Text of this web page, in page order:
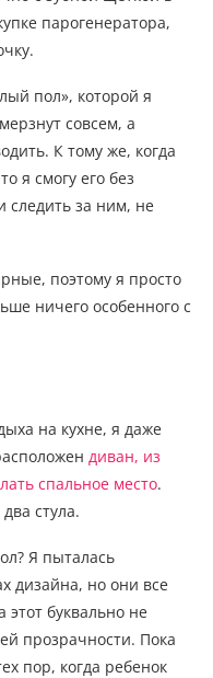
парогенератора,
пол», которой я
совсем, а
К тому же, когда
я смогу его без
следить за ним, не
поэтому я просто
ничего особенного с
на кухне, я даже
диван, из
спальное место.
стула.
Я пыталась
дизайна, но они все
буквально не
прозрачности. Пока
пор, когда ребенок